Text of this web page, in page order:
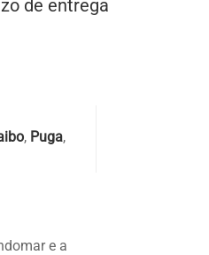
de entrega
, Puga,
e a